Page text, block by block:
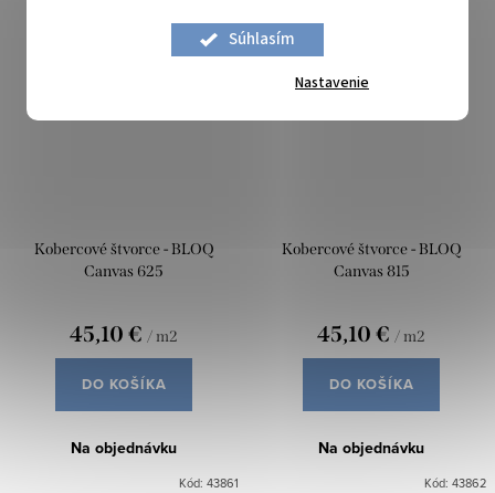
Súhlasím
Nastavenie
Kobercové štvorce - BLOQ
Canvas 625
45,10 € / m2
DO KOŠÍKA
Na objednávku
Kód: 43861
Kobercové štvorce - BLOQ
Canvas 815
45,10 € / m2
DO KOŠÍKA
Na objednávku
Kód: 43862